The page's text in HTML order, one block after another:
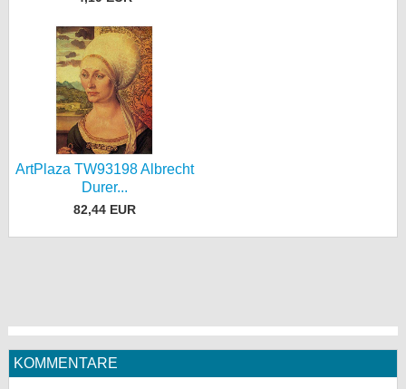
ArtPlaza TW93198 Albrecht
Durer...
82,44 EUR
KOMMENTARE